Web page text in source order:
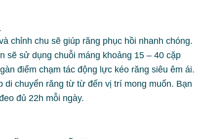
chỉnh chu sẽ giúp răng phục hồi nhanh chóng.
sẽ sử dụng chuỗi máng khoảng 15 – 40 cặp
điểm chạm tác động lực kéo răng siêu êm ái.
chuyển răng từ từ đến vị trí mong muốn. Bạn
đủ 22h mỗi ngày.